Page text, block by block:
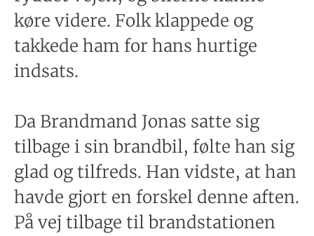
køre videre. Folk klappede og
takkede ham for hans hurtige
indsats.
Da Brandmand Jonas satte sig
tilbage i sin brandbil, følte han sig
glad og tilfreds. Han vidste, at han
havde gjort en forskel denne aften.
På vej tilbage til brandstationen